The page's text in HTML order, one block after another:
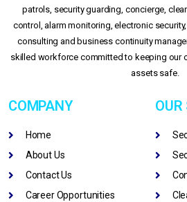
patrols, security guarding, concierge,
control, alarm monitoring, electronic
consulting and business continuity
skilled workforce committed to keeping our
assets safe.
COMPANY
Home
About Us
Contact Us
Career Opportunities
OUR